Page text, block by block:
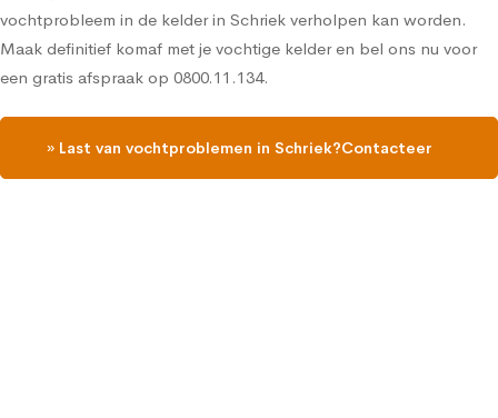
vochtprobleem in de kelder in Schriek verholpen kan worden.
Maak definitief komaf met je vochtige kelder en bel ons nu voor
een gratis afspraak op 0800.11.134.
» Last van vochtproblemen in Schriek?Contacteer